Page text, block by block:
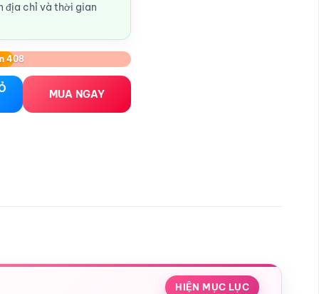
địa chỉ và thời gian
408
(Hộp 2 chiếc) số lượng
MUA NGAY
HIỆN MỤC LỤC